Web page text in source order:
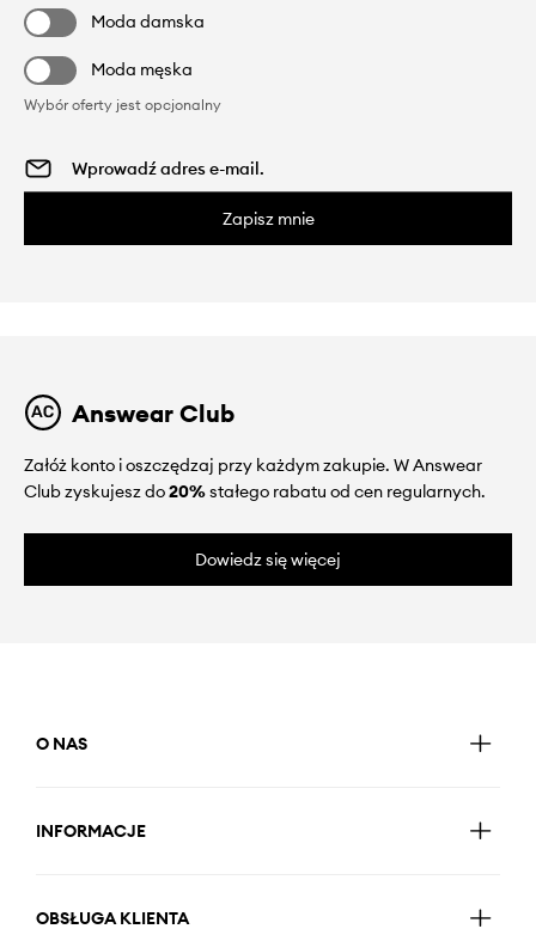
Moda damska
Moda męska
Wybór oferty jest opcjonalny
Zapisz mnie
Answear Club
Załóż konto i oszczędzaj przy każdym zakupie. W Answear
Club zyskujesz do20%stałego rabatu od cen regularnych.
Dowiedz się więcej
O NAS
INFORMACJE
OBSŁUGA KLIENTA